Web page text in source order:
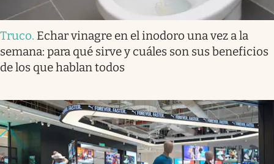
Truco. Echar vinagre en el inodoro una vez a la
semana: para qué sirve y cuáles son sus beneficios
de los que hablan todos